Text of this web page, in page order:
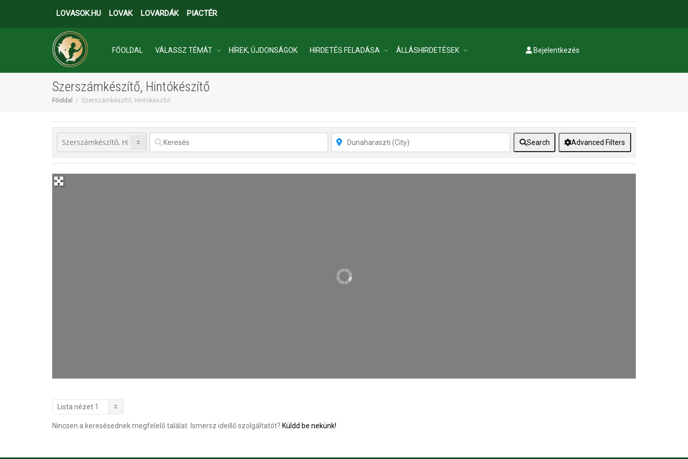
LOVASOK.HU LOVAK LOVARDÁK PIACTÉR
FŐOLDAL VÁLASSZ TÉMÁT HÍREK, ÚJDONSÁGOK HIRDETÉS FELADÁSA ÁLLÁSHIRDETÉSEK
INGATLANOK
Bejelentkezés
Szerszámkészítő, Hintókészítő
Főoldal Szerszámkészítő, Hintókészítő
Search Advanced Filters
Nincsen a keresésednek megfelelő találat. Ismersz ideillő szolgáltatót? Küldd be nekünk!